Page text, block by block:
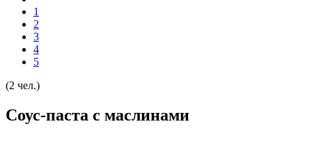
1
2
3
4
5
(2 чел.)
Соус-паста с маслинами